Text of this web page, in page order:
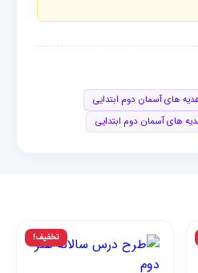
های آسمان دوم ابتدایی
های آسمان دوم ابتدایی
تخفیف!